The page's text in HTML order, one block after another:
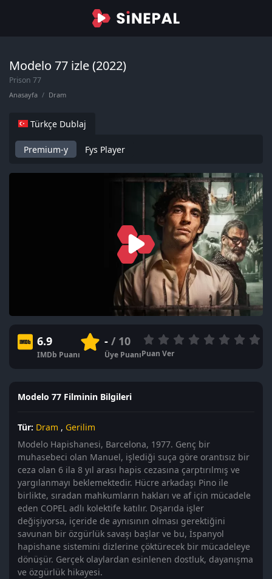
Modelo 77 izle (2022)
Prison 77
Anasayfa Dram
Türkçe Dublaj
Premium-y Fys Player
6.9
IMDb Puanı
-/ 10
Üye PuanıPuan Ver
Modelo 77 Filminin Bilgileri
Tür: Dram , Gerilim
Modelo Hapishanesi, Barcelona, 1977. Genç bir
muhasebeci olan Manuel, işlediği suça göre orantısız bir
ceza olan 6 ila 8 yıl arası hapis cezasına çarptırılmış ve
yargılanmayı beklemektedir. Hücre arkadaşı Pino ile
birlikte, sıradan mahkumların hakları ve af için mücadele
eden COPEL adlı kolektife katılır. Dışarıda işler
değişiyorsa, içeride de aynısının olması gerektiğini
savunan bir özgürlük savaşı başlar ve bu, İspanyol
hapishane sistemini dizlerine çöktürecek bir mücadeleye
dönüşür. Gerçek olaylardan esinlenen dostluk, dayanışma
ve özgürlük hikayesi.